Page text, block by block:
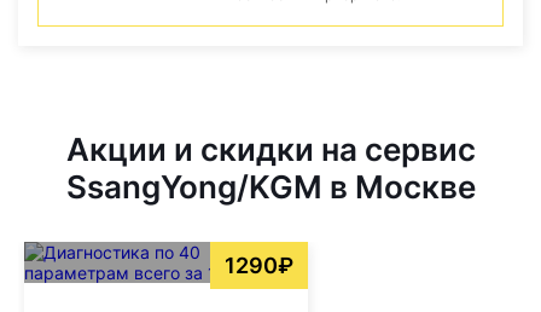
Акции и скидки на сервис
SsangYong/KGM в Москве
1290₽